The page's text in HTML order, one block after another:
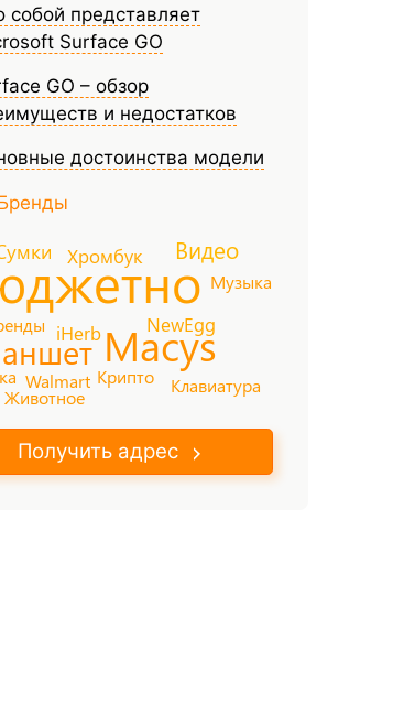
собой представляет
Surface GO
GO – обзор
и недостатков
достоинства модели
Macys
Видео
iHerb NewEgg
Хромбук
Крипто
Walmart Клавиатура
Животное
Музыка
Получить адрес